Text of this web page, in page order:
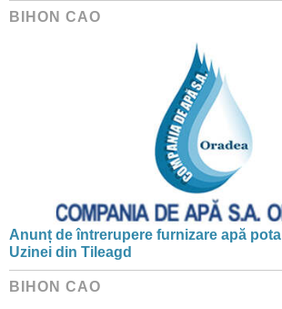
BIHON CAO
Anunț de întrerupere furnizare apă
Uzinei din Tileagd
BIHON CAO